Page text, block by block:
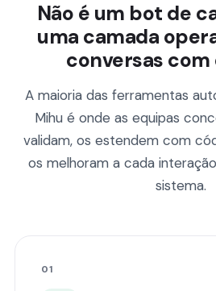
Não é um bot de
uma camada
conversas
A maioria das ferramentas
Mihu é onde as equipas
validam, os estendem com
os melhoram a cada
sistema.
01